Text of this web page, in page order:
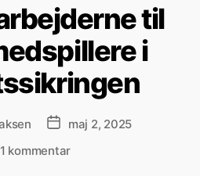
til
i
maj 2, 2025
1 kommentar